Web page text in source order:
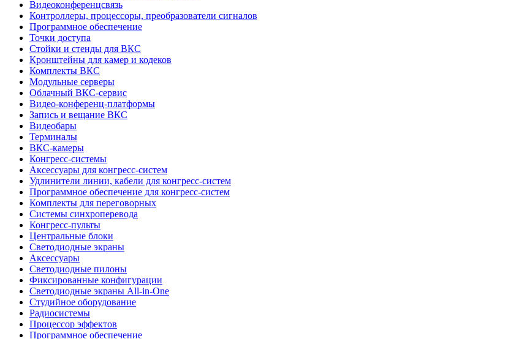
Видеоконференцсвязь
Контроллеры, процессоры, преобразователи сигналов
Программное обеспечение
Точки доступа
Стойки и стенды для ВКС
Кронштейны для камер и кодеков
Комплекты ВКС
Модульные серверы
Облачный ВКС-сервис
Видео-конференц-платформы
Запись и вещание ВКС
Видеобары
Терминалы
ВКС-камеры
Конгресс-системы
Аксессуары для конгресс-систем
Удлинители линии, кабели для конгресс-систем
Программное обеспечение для конгресс-систем
Комплекты для переговорных
Системы синхроперевода
Конгресс-пульты
Центральные блоки
Светодиодные экраны
Аксессуары
Светодиодные пилоны
Фиксированные конфигурации
Светодиодные экраны All-in-One
Студийное оборудование
Радиосистемы
Процессор эффектов
Программное обеспечение